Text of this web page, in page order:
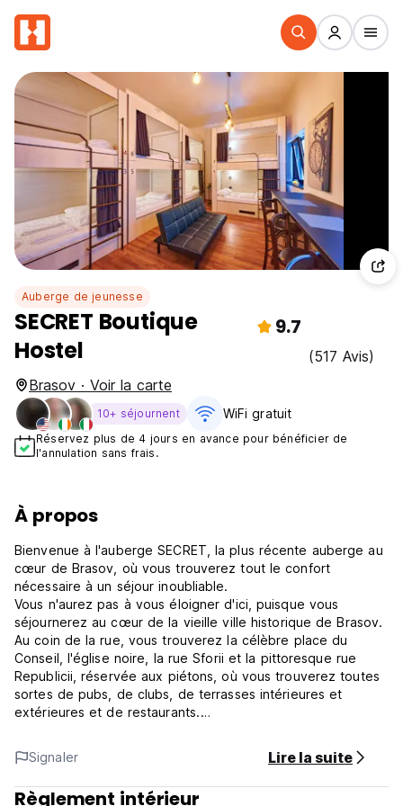
Auberge de jeunesse
SECRET Boutique
Hostel
9.7
(517 Avis)
Brasov · Voir la carte
10+ séjournent WiFi gratuit
Réservez plus de 4 jours en avance pour bénéficier de
l'annulation sans frais.
À propos
Bienvenue à l'auberge SECRET, la plus récente auberge au
cœur de Brasov, où vous trouverez tout le confort
nécessaire à un séjour inoubliable.
Vous n'aurez pas à vous éloigner d'ici, puisque vous
séjournerez au cœur de la vieille ville historique de Brasov.
Au coin de la rue, vous trouverez la célèbre place du
Conseil, l'église noire, la rue Sforii et la pittoresque rue
Republicii, réservée aux piétons, où vous trouverez toutes
sortes de pubs, de clubs, de terrasses intérieures et
extérieures et de restaurants.
un bureau, une télévision à écran plat et des chaînes
câblées. La cuisine dispose d'un coin repas et est équipée
d'un réfrigérateur, d'un four à micro-ondes, d'un grille-pain,
d'un cuiseur à œufs, d'une machine à sandwich, d'une
Signaler Lire la suite
Règlement intérieur